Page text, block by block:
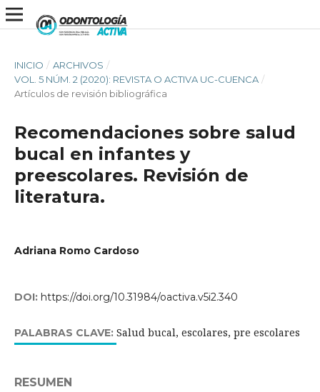
INICIO / ARCHIVOS /
VOL. 5 NÚM. 2 (2020): REVISTA O ACTIVA UC-CUENCA /
Artículos de revisión bibliográfica
Recomendaciones sobre salud
bucal en infantes y
preescolares. Revisión de
literatura.
Adriana Romo Cardoso
DOI: https://doi.org/10.31984/oactiva.v5i2.340
PALABRAS CLAVE: Salud bucal, escolares, pre escolares
RESUMEN